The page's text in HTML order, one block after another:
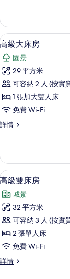
相
片
詳
情
載
入
所
有
高
級
大
床
的
相
片
9
高級大床房
園景
29 平方米
可容納 2 人 (按實
1 張加大雙人床
免費 Wi-Fi
詳情
高
房
詳
情
載
入
所
有
高
級
雙
床
9
高級雙床房
城景
32 平方米
可容納 3 人 (按實
2 張單人床
免費 Wi-Fi
詳情
高